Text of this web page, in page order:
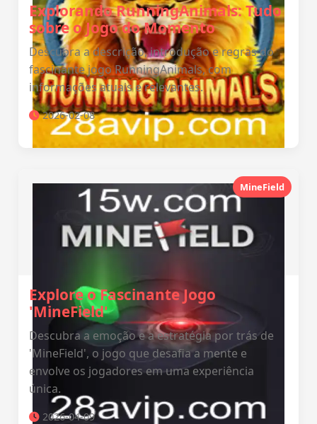
Explorando RunningAnimals: Tudo
sobre o Jogo do Momento
Descubra a descrição, introdução e regras do
fascinante jogo RunningAnimals, com
informações atuais e relevantes.
2026-02-08
MineField
Explore o Fascinante Jogo
'MineField'
Descubra a emoção e a estratégia por trás de
'MineField', o jogo que desafia a mente e
envolve os jogadores em uma experiência
única.
2026-04-09